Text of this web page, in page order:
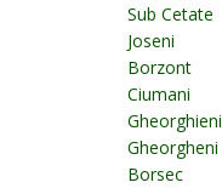
Sub Cetate
Joseni
Borzont
Ciumani
Gheorghieni
Gheorgheni
Borsec